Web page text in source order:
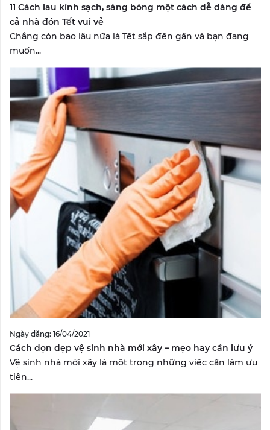
11 Cách lau kính sạch, sáng bóng một cách dễ dàng để
cả nhà đón Tết vui vẻ
Chẳng còn bao lâu nữa là Tết sắp đến gần và bạn đang
muốn...
Ngày đăng: 16/04/2021
Cách dọn dẹp vệ sinh nhà mới xây – mẹo hay cần lưu ý
Vệ sinh nhà mới xây là một trong những việc cần làm ưu
tiên...